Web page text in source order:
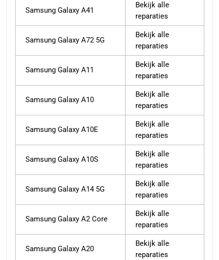
Samsung Galaxy A41
Bekijk alle
reparaties
Samsung Galaxy A72 5G
Bekijk alle
reparaties
Samsung Galaxy A11
Bekijk alle
reparaties
Samsung Galaxy A10
Bekijk alle
reparaties
Samsung Galaxy A10E
Bekijk alle
reparaties
Samsung Galaxy A10S
Bekijk alle
reparaties
Samsung Galaxy A14 5G
Bekijk alle
reparaties
Samsung Galaxy A2 Core
Bekijk alle
reparaties
Samsung Galaxy A20
Bekijk alle
reparaties